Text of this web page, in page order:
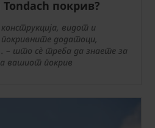
покрив?
видот и
додатоци,
– што сè треба да знаете за
вашиот покрив